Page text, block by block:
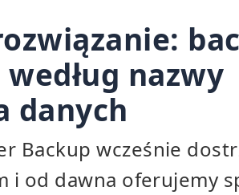
nazwy
danych
Backup wcześnie
i od dawna oferujemy